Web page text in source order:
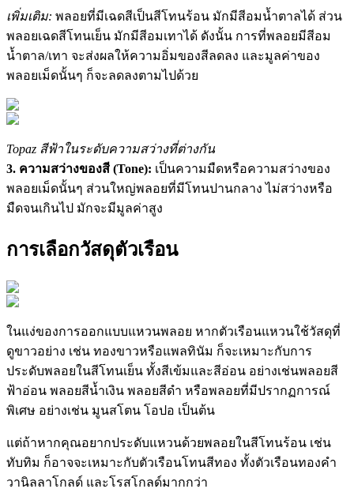
เพิ่มเติม: พลอยที่มีเฉดสีเป็นสีโทนร้อน มักมีสีอมน้ำตาลได้ ส่วน
พลอยเฉดสีโทนเย็น มักมีสีอมเทาได้ ดังนั้น การที่พลอยมีสีอม
น้ำตาล/เทา จะส่งผลให้ความอิ่มของสีลดลง และมูลค่าของ
พลอยเม็ดนั้นๆ ก็จะลดลงตามไปด้วย
Topaz สีฟ้าในระดับความสว่างที่ต่างกัน
3. ความสว่างของสี (Tone): เป็นความมืดหรือความสว่างของ
พลอยเม็ดนั้นๆ ส่วนใหญ่พลอยที่มีโทนปานกลาง ไม่สว่างหรือ
มืดจนเกินไป มักจะมีมูลค่าสูง
การเลือกวัสดุตัวเรือน
ในแง่ของการออกแบบแหวนพลอย หากตัวเรือนแหวนใช้วัสดุที่
ดูขาวอย่าง เช่น ทองขาวหรือแพลทินัม ก็จะเหมาะกับการ
ประดับพลอยในสีโทนเย็น ทั้งสีเข้มและสีอ่อน อย่างเช่นพลอยสี
ฟ้าอ่อน พลอยสีน้ำเงิน พลอยสีดำ หรือพลอยที่มีปรากฏการณ์
พิเศษ อย่างเช่น มูนสโตน โอปอ เป็นต้น
แต่ถ้าหากคุณอยากประดับแหวนด้วยพลอยในสีโทนร้อน เช่น
ทับทิม ก็อาจจะเหมาะกับตัวเรือนโทนสีทอง ทั้งตัวเรือนทองคำ
วานิลลาโกลด์ และโรสโกลด์มากกว่า